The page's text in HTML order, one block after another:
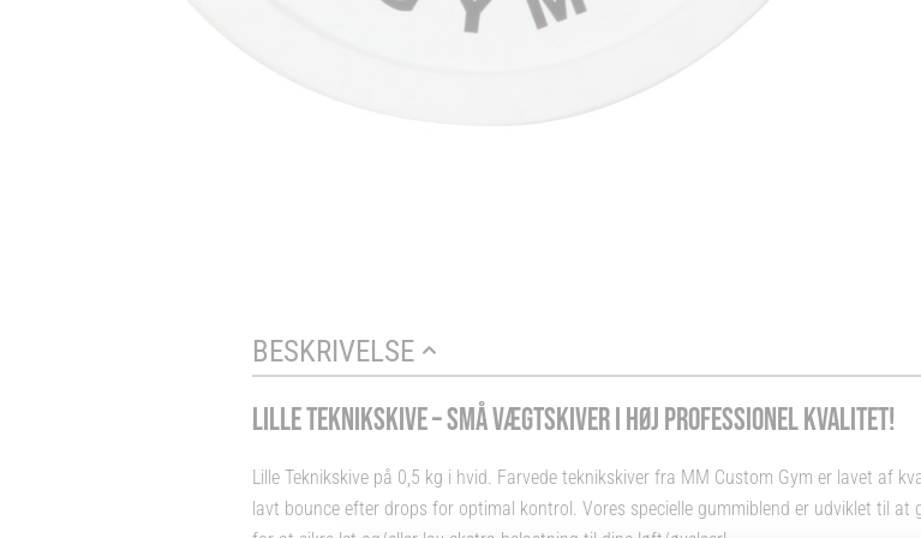
BESKRIVELSE
LILLE TEKNIKSKIVE – SMÅ VÆGTSKIVER I HØJ PROFESSIONEL KVALITET!
Lille Teknikskive på 0,5 kg i hvid. Farvede teknikskiver fra MM Custom Gym er lavet af
lavt bounce efter drops for optimal kontrol. Vores specielle gummiblend er udviklet til